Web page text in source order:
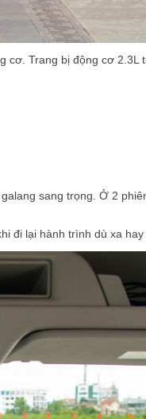
Trang bị động cơ
sang trọng. Ở 2
đi lại hành trình dù xa